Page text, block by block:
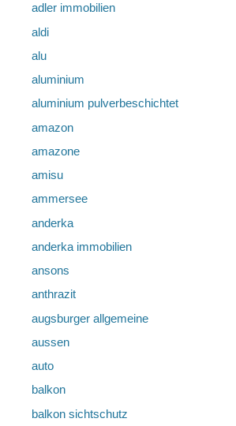
adler immobilien
aldi
alu
aluminium
aluminium pulverbeschichtet
amazon
amazone
amisu
ammersee
anderka
anderka immobilien
ansons
anthrazit
augsburger allgemeine
aussen
auto
balkon
balkon sichtschutz